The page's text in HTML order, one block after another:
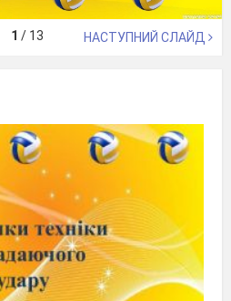
1 / 13 НАСТУПНИЙ СЛАЙД